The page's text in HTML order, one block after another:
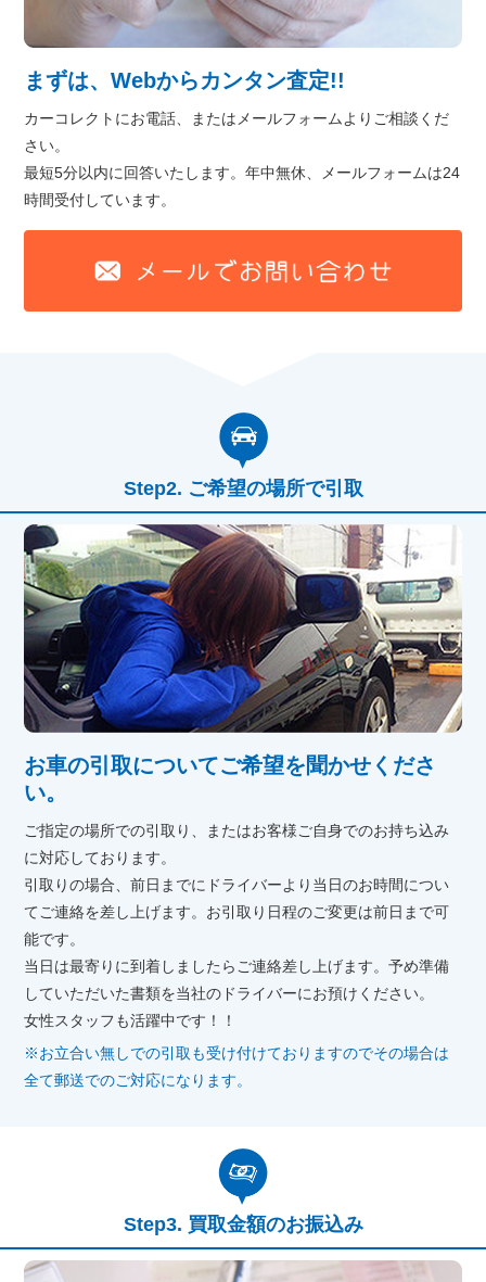
まずは、Webからカンタン査定!!
カーコレクトにお電話、またはメールフォームよりご相談くだ
さい。
最短5分以内に回答いたします。年中無休、メールフォームは24
時間受付しています。
ご希望の場所で引取
お車の引取についてご希望を聞かせくださ
い。
ご指定の場所での引取り、またはお客様ご自身でのお持ち込み
に対応しております。
引取りの場合、前日までにドライバーより当日のお時間につい
てご連絡を差し上げます。お引取り日程のご変更は前日まで可
能です。
当日は最寄りに到着しましたらご連絡差し上げます。予め準備
していただいた書類を当社のドライバーにお預けください。
女性スタッフも活躍中です！！
※お立合い無しでの引取も受け付けておりますのでその場合は
全て郵送でのご対応になります。
買取金額のお振込み